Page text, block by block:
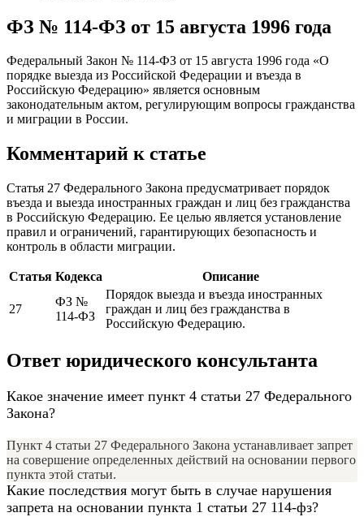
ФЗ № 114-ФЗ от 15 августа 1996 года
Федеральный Закон № 114-ФЗ от 15 августа 1996 года «О
порядке выезда из Российской Федерации и въезда в
Российскую Федерацию» является основным
законодательным актом, регулирующим вопросы гражданства
и миграции в России.
Комментарий к статье
Статья 27 Федерального Закона предусматривает порядок
въезда и выезда иностранных граждан и лиц без гражданства
в Российскую Федерацию. Ее целью является установление
правил и ограничений, гарантирующих безопасность и
контроль в области миграции.
Статья Кодекса Описание
27
ФЗ №
114-ФЗ
Порядок выезда и въезда иностранных
граждан и лиц без гражданства в
Российскую Федерацию.
Ответ юридического консультанта
Какое значение имеет пункт 4 статьи 27 Федерального
Закона?
Пункт 4 статьи 27 Федерального Закона устанавливает запрет
на совершение определенных действий на основании первого
пункта этой статьи.
Какие последствия могут быть в случае нарушения
запрета на основании пункта 1 статьи 27 114-фз?